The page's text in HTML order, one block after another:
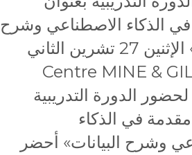
الذكاء الاصطناعي وشرح
البيانات» الإثنين 27 تشرين الثاني
2023 Centre MINE &
الدورة التدريبية
في الذكاء
وشرح البيانات» أحضر